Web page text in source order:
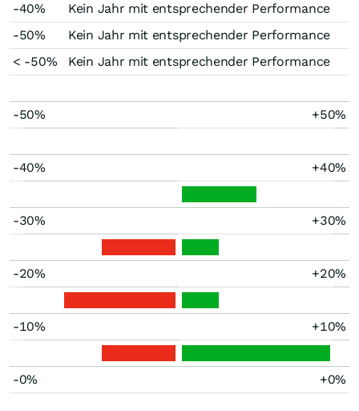
-40%
Kein Jahr mit entsprechender Performance
-50%
Kein Jahr mit entsprechender Performance
< -50%
Kein Jahr mit entsprechender Performance
-50% +50%
-40% +40%
-30% +30%
-20% +20%
-10% +10%
-0% +0%